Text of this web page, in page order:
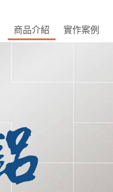
商品介紹 實作案例